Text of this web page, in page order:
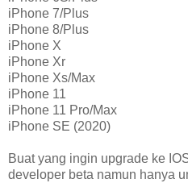
iPhone 7/Plus
iPhone 8/Plus
iPhone X
iPhone Xr
iPhone Xs/Max
iPhone 11
iPhone 11 Pro/Max
iPhone SE (2020)
Buat yang ingin upgrade ke
developer beta namun hanya